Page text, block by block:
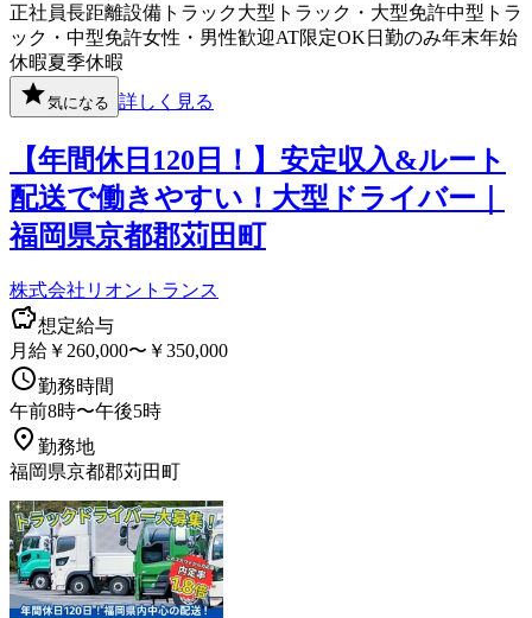
正社員長距離設備 トラック大型トラック・大型免許中型トラ
ック・中型免許女性・男性歓迎AT限定OK 日勤のみ年末年始
休暇夏季休暇
気になる 詳しく見る
【年間休日120日！】安定収入&ルート
配送で働きやすい！大型ドライバー｜
福岡県京都郡苅田町
株式会社リオントランス
想定給与
月給￥260,000〜￥350,000
勤務時間
午前8時〜午後5時
勤務地
福岡県京都郡苅田町